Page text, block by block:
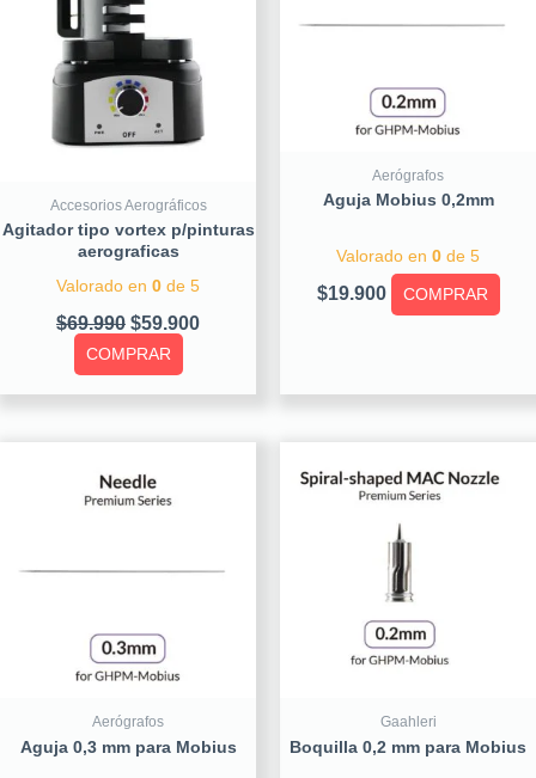
Accesorios Aerográficos
Agitador tipo vortex p/pinturas
aerograficas
Valorado en 0 de 5
$69.990 $59.900
COMPRAR
Aerógrafos
Aguja Mobius 0,2mm
Valorado en 0 de 5
$19.900 COMPRAR
Aerógrafos
Aguja 0,3 mm para Mobius
Gaahleri
Boquilla 0,2 mm para Mobius